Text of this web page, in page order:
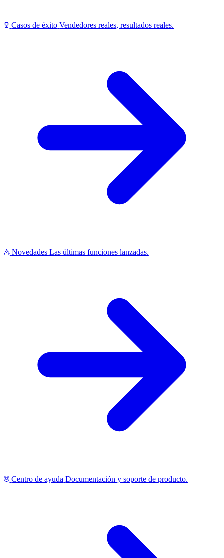
Casos de éxito Vendedores reales, resultados reales.
Novedades Las últimas funciones lanzadas.
Centro de ayuda Documentación y soporte de producto.